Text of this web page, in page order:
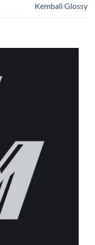
Kembali Glossy